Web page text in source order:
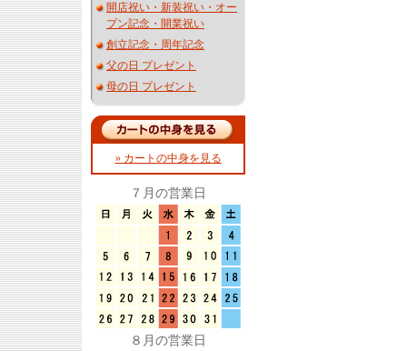
開店祝い・新装祝い・オー
プン記念・開業祝い
創立記念・周年記念
父の日 プレゼント
母の日 プレゼント
» カートの中身を見る
７月の営業日
８月の営業日